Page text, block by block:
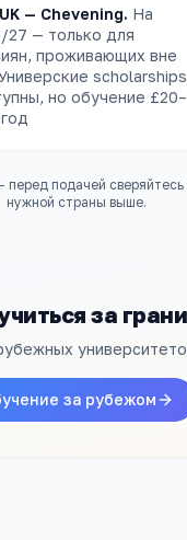
— Chevening. На
27 — только для
проживающих вне
scholarships
но обучение £20–
подачей
нужной страны выше.
за
за рубежом